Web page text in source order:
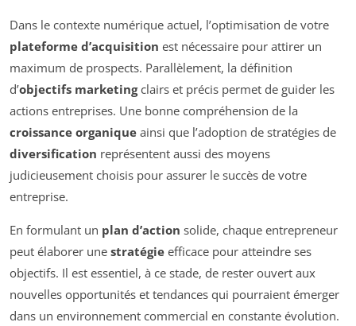
Dans le contexte numérique actuel, l’optimisation de votre
plateforme d’acquisition est nécessaire pour attirer un
maximum de prospects. Parallèlement, la définition
d’objectifs marketingclairs et précis permet de guider les
actions entreprises. Une bonne compréhension de la
croissance organique ainsi que l’adoption de stratégies de
diversification représentent aussi des moyens
judicieusement choisis pour assurer le succès de votre
entreprise.
En formulant un plan d’action solide, chaque entrepreneur
peut élaborer une stratégie efficace pour atteindre ses
objectifs. Il est essentiel, à ce stade, de rester ouvert aux
nouvelles opportunités et tendances qui pourraient émerger
dans un environnement commercial en constante évolution.